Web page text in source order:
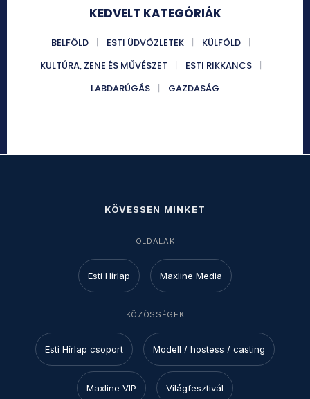
KEDVELT KATEGÓRIÁK
BELFÖLD ESTI ÜDVÖZLETEK
KÜLFÖLD
KULTÚRA, ZENE ÉS MŰVÉSZET
ESTI RIKKANCS
LABDARÚGÁS
GAZDASÁG
KÖVESSEN MINKET
OLDALAK
Esti Hírlap Maxline Media
KÖZÖSSÉGEK
Esti Hírlap csoport Modell / hostess / casting
Maxline VIP Világfesztivál